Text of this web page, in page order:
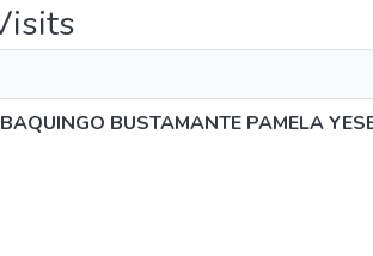
BUSTAMANTE PAMELA